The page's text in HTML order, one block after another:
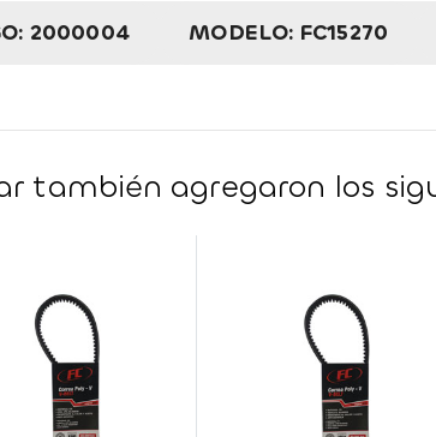
2000004 MODELO: FC15270
también agregaron los